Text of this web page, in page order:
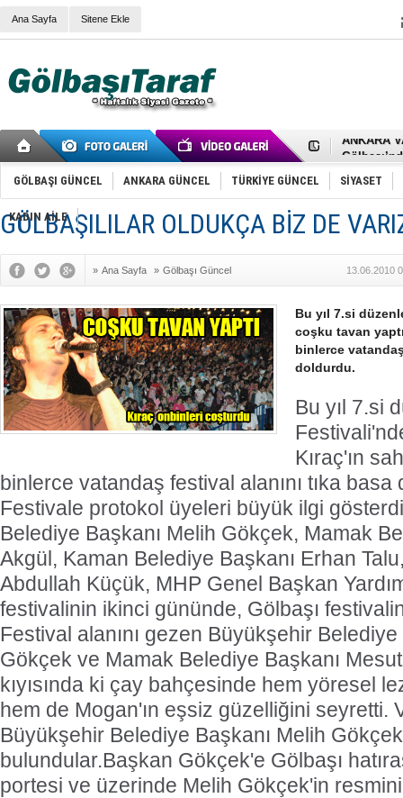
Ana Sayfa Sitene Ekle
Cemal
Samet
FAİZ
OLİMPİK
SÖZ
Mikail
Gölbaşı
İNCEK
GÖLBAŞI GÜNCEL ANKARA GÜNCEL TÜRKİYE GÜNCEL SİYASET
KADIN AİLE
GÖLBAŞILILAR OLDUKÇA BİZ DE
» Ana Sayfa » Gölbaşı Güncel 13.06.2010
Bu yıl 7.si
coşku tavan
binlerce
doldurdu.
Bu yıl 7.si
Kıraç'ın
binlerce vatandaş festival alanını tıka basa
Festivale protokol üyeleri büyük ilgi
Belediye Başkanı Melih Gökçek, Mamak
Akgül, Kaman Belediye Başkanı Erhan
Abdullah Küçük, MHP Genel Başkan
festivalinin ikinci gününde, Gölbaşı
Festival alanını gezen Büyükşehir
Gökçek ve Mamak Belediye Başkanı
kıyısında ki çay bahçesinde hem yöresel
hem de Mogan'ın eşsiz güzelliğini seyretti.
Büyükşehir Belediye Başkanı Melih
bulundular.Başkan Gökçek'e Gölbaşı
portesi ve üzerinde Melih Gökçek'in